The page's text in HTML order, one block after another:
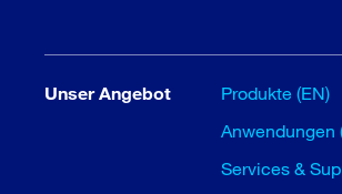
Unser Angebot
Produkte (EN)
Anwendungen
Services &